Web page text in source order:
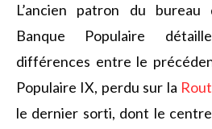
L’ancien patron du bureau
Banque Populaire
différences entre le
Populaire IX, perdu sur la
le dernier sorti, dont le